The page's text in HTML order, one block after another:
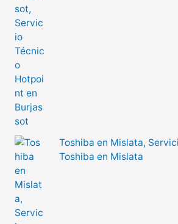
Toshiba en Mislata,
Toshiba en Mislata